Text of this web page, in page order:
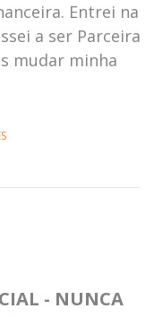
Entrei na
a ser Parceira
mudar minha
- NUNCA